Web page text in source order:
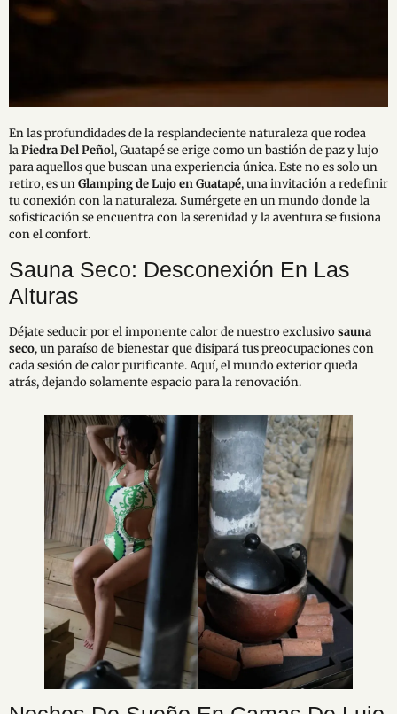
En las profundidades de la resplandeciente naturaleza que rodea
laPiedra Del Peñol, Guatapé se erige como un bastión de paz y lujo
para aquellos que buscan una experiencia única. Este no es solo un
retiro, es unGlamping de Lujo en Guatapé, una invitación a redefinir
tu conexión con la naturaleza. Sumérgete en un mundo donde la
sofisticación se encuentra con la serenidad y la aventura se fusiona
con el confort.
Sauna Seco: Desconexión En Las
Alturas
Déjate seducir por el imponente calor de nuestro exclusivosauna
seco, un paraíso de bienestar que disipará tus preocupaciones con
cada sesión de calor purificante. Aquí, el mundo exterior queda
atrás, dejando solamente espacio para la renovación.